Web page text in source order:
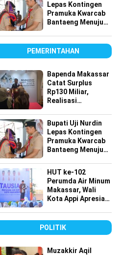
Lepas Kontingen
Pramuka Kwarcab
Bantaeng Menuju
PEMERINTAHAN
Bapenda Makassar
Catat Surplus
Rp130 Miliar,
Realisasi
Bupati Uji Nurdin
Lepas Kontingen
Pramuka Kwarcab
Bantaeng Menuju
HUT ke-102
Perumda Air Minum
Makassar, Wali
Kota Appi Apresiasi
Pelayanan Air
Bersih
POLITIK
Muzakkir Aqil